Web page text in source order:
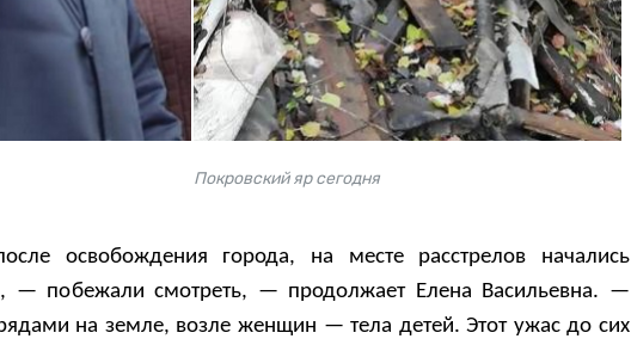
Покровский яр сегодня
освобождения города, на месте расстрелов начались
побежали смотреть, — продолжает Елена Васильевна. —
на земле, возле женщин — тела детей. Этот ужас до сих